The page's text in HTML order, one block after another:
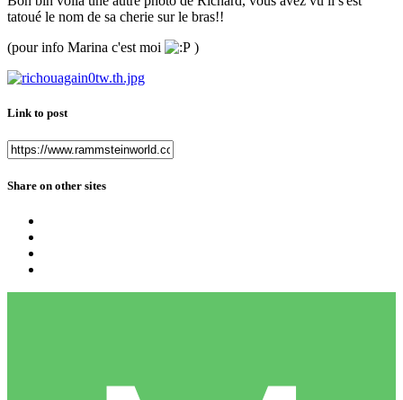
tatoué le nom de sa cherie sur le bras!!
(pour info Marina c'est moi
)
Link to post
Share on other sites